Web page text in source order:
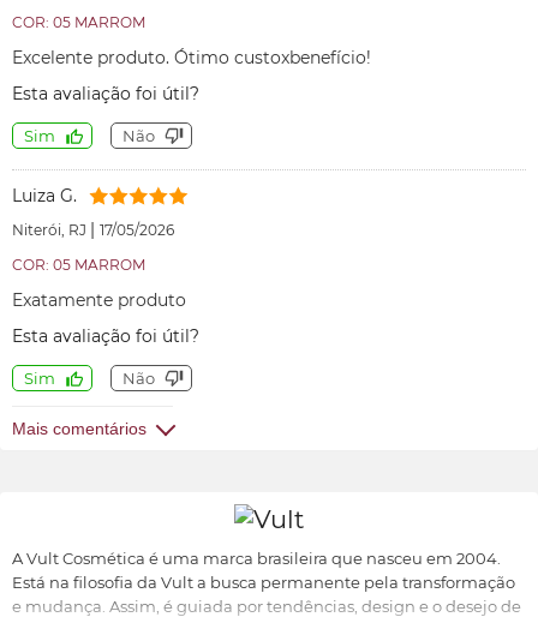
COR: 05 MARROM
Excelente produto. Ótimo custoxbenefício!
Esta avaliação foi útil?
Sim Não
Luiza G.
Niterói, RJ | 17/05/2026
COR: 05 MARROM
Exatamente produto
Esta avaliação foi útil?
Sim Não
Mais comentários
A Vult Cosmética é uma marca brasileira que nasceu em 2004.
Está na filosofia da Vult a busca permanente pela transformação
e mudança. Assim, é guiada por tendências, design e o desejo de